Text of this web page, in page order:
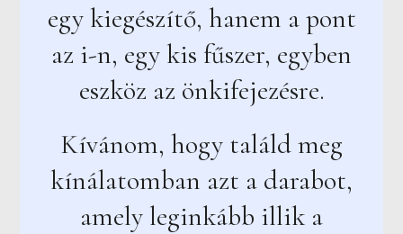
egy kiegészítő, hanem a pont
az i-n, egy kis fűszer, egyben
eszköz az önkifejezésre.
Kívánom, hogy találd meg
kínálatomban azt a darabot,
amely leginkább illik a